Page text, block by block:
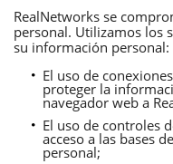
RealNetworks se
personal. Utilizamos los
su información personal:
El uso de
proteger la
navegador web a
El uso de controles
acceso a las bases
personal;